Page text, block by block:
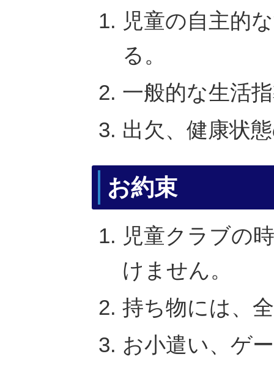
児童の自主的
る。
一般的な生活
出欠、健康状
お約束
児童クラブの
けません。
持ち物には、
お小遣い、ゲ